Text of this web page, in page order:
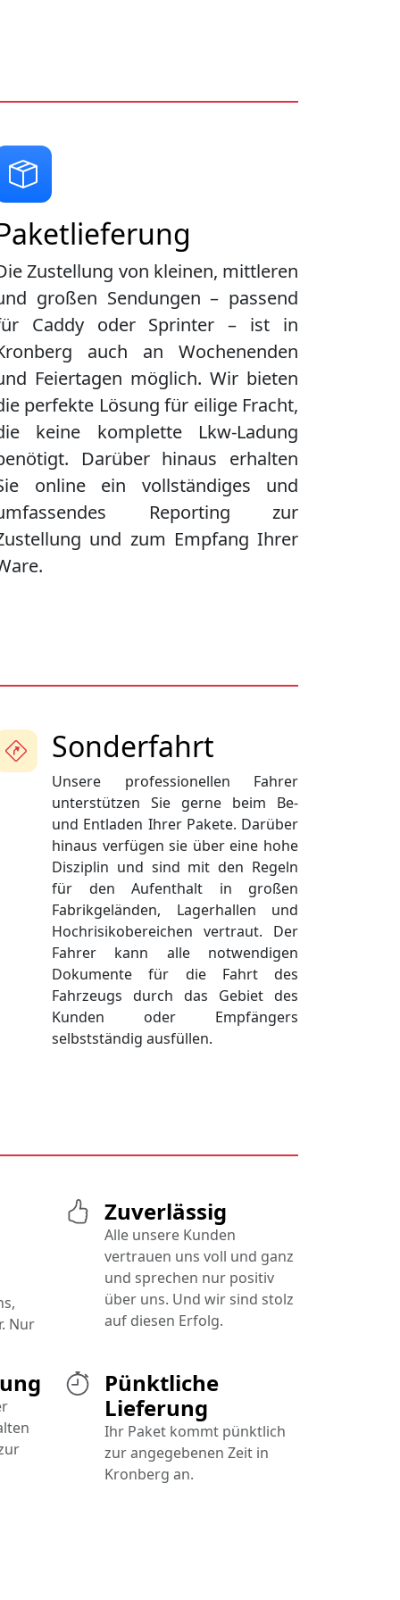
Zustellung von kleinen, mittleren
großen Sendungen – passend
Caddy oder Sprinter – ist in
auch an Wochenenden
Feiertagen möglich. Wir bieten
perfekte Lösung für eilige Fracht,
keine komplette Lkw-Ladung
Darüber hinaus erhalten
online ein vollständiges und
Reporting zur
und zum Empfang Ihrer
Sonderfahrt
Unsere professionellen Fahrer
unterstützen Sie gerne beim Be-
und Entladen Ihrer Pakete. Darüber
hinaus verfügen sie über eine hohe
Disziplin und sind mit den Regeln
für den Aufenthalt in großen
Fabrikgeländen, Lagerhallen und
Hochrisikobereichen vertraut. Der
Fahrer kann alle notwendigen
Dokumente für die Fahrt des
Fahrzeugs durch das Gebiet des
Kunden oder Empfängers
selbstständig ausfüllen.
Pünktliche
Lieferung
Ihr Paket kommt pünktlich
zur angegebenen Zeit in
Kronberg an.
Nur
Zuverlässig
Alle unsere Kunden
vertrauen uns voll und ganz
und sprechen nur positiv
über uns. Und wir sind stolz
auf diesen Erfolg.